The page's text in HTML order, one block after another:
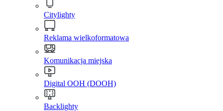
Citylighty
Reklama wielkoformatowa
Komunikacja miejska
Digital OOH (DOOH)
Backlighty